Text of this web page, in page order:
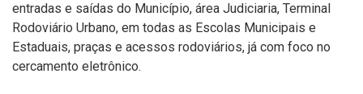
entradas e saídas do Município, área Judiciaria, Terminal
Rodoviário Urbano, em todas as Escolas Municipais e
Estaduais, praças e acessos rodoviários, já com foco no
cercamento eletrônico.